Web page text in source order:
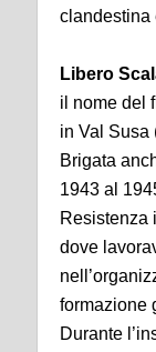
clandestina
Libero
il nome del
in Val Susa
Brigata
1943 al
Resistenza
dove
formazione
Durante